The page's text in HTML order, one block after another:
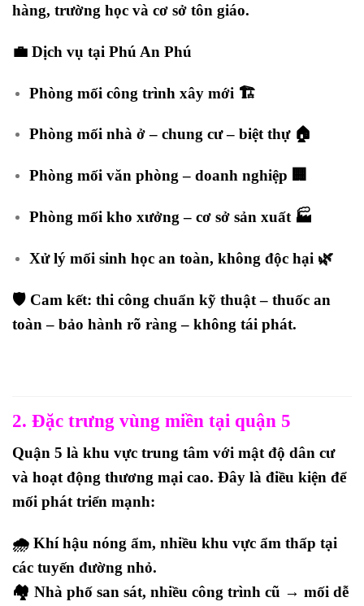
hàng, trường học và cơ sở tôn giáo.
💼 Dịch vụ tại Phú An Phú
Phòng mối công trình xây mới 🏗️
Phòng mối nhà ở – chung cư – biệt thự 🏠
Phòng mối văn phòng – doanh nghiệp 🏢
Phòng mối kho xưởng – cơ sở sản xuất 🏭
Xử lý mối sinh học an toàn, không độc hại 🌿
🛡️ Cam kết: thi công chuẩn kỹ thuật – thuốc an
toàn – bảo hành rõ ràng – không tái phát.
2. Đặc trưng vùng miền tại quận 5
Quận 5 là khu vực trung tâm với mật độ dân cư
và hoạt động thương mại cao. Đây là điều kiện để
mối phát triển mạnh:
🌧️ Khí hậu nóng ẩm, nhiều khu vực ẩm thấp tại
các tuyến đường nhỏ.
🏘️ Nhà phố san sát, nhiều công trình cũ → mối dễ